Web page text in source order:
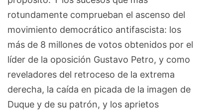
rotundamente comprueban el ascenso del
movimiento democrático antifascista: los
más de 8 millones de votos obtenidos por el
líder de la oposición Gustavo Petro, y como
reveladores del retroceso de la extrema
derecha, la caída en picada de la imagen de
Duque y de su patrón, y los aprietos